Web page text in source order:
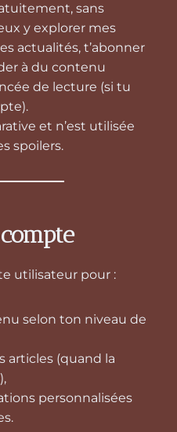
sans
y explorer mes
actualités, t’abonner
à du contenu
de lecture (si tu
et n’est utilisée
spoilers.
utilisateur pour :
selon ton niveau de
articles (quand la
personnalisées